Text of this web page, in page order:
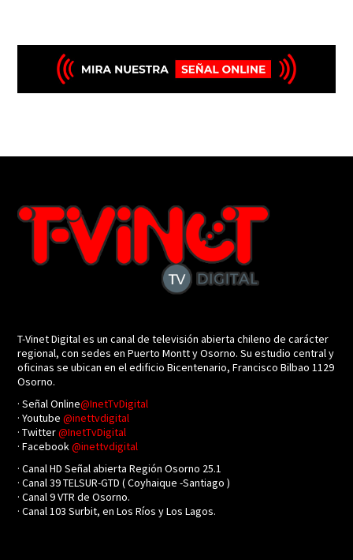
T-Vinet Digital es un canal de televisión abierta chileno de carácter
regional, con sedes en Puerto Montt y Osorno. Su estudio central y
oficinas se ubican en el edificio Bicentenario, Francisco Bilbao 1129
Osorno.
· Señal Online@InetTvDigital
· Youtube@inettvdigital
· Twitter@InetTvDigital
· Facebook@inettvdigital
· Canal HD Señal abierta Región Osorno 25.1
· Canal 39 TELSUR-GTD ( Coyhaique -Santiago )
· Canal 9 VTR de Osorno.
· Canal 103 Surbit, en Los Ríos y Los Lagos.